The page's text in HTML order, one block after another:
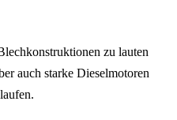
zu lauten
auch starke Dieselmotoren